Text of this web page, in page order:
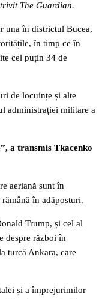
The Guardian.
una în districtul Bucea,
în timp ce în
cel puțin 34 de
de locuințe și alte
administrației militare a
a transmis Tkacenko
aeriană sunt în
în adăposturi.
Trump, și cel al
despre război în
turcă Ankara, care
și a împrejurimilor